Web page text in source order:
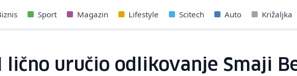
Sport Magazin Lifestyle Scitech Auto Križaljka
lično uručio odlikovanje Smaji